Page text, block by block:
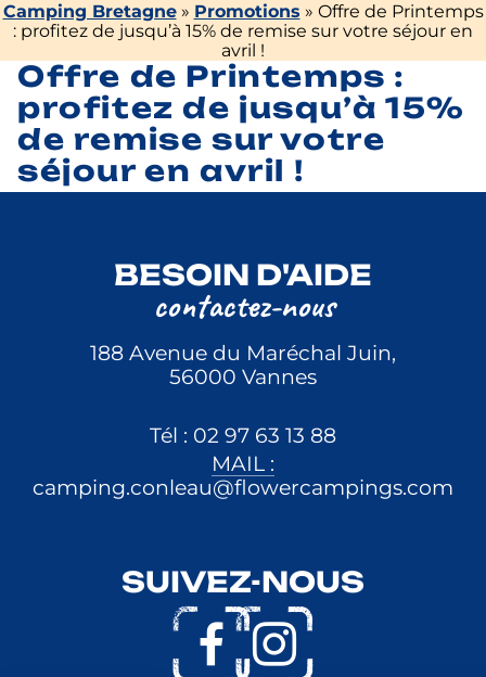
Camping Bretagne» Promotions » Offre de Printemps
: profitez de jusqu’à 15% de remise sur votre séjour en
avril !
Offre de Printemps :
profitez de jusqu’à 15%
de remise sur votre
séjour en avril !
BESOIN D'AIDE
contactez-nous
188 Avenue du Maréchal Juin,
56000 Vannes
Tél : 02 97 63 13 88
MAIL :
camping.conleau@flowercampings.com
SUIVEZ-NOUS